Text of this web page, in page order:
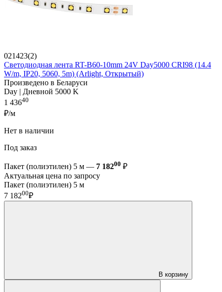
021423(2)
Светодиодная лента RT-B60-10mm 24V Day5000 CRI98 (14.4
W/m, IP20, 5060, 5m) (Arlight, Открытый)
Произведено в Беларуси
Day | Дневной 5000 K
1 43640
₽/м
Нет в наличии
Под заказ
Пакет (полиэтилен) 5 м — 7 18200 ₽
Актуальная цена по запросу
Пакет (полиэтилен) 5 м
7 18200₽
В корзину